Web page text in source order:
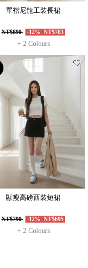
單褶尼龍工裝長裙
NT$890 -12% NT$783
+ 2 Colours
顯瘦高磅西裝短裙
NT$790 -12% NT$695
+ 2 Colours